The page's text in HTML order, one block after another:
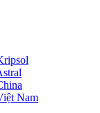
Nam